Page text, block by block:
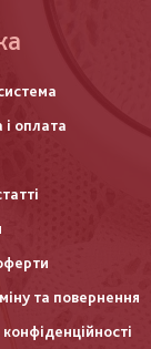
і оплата
та повернення